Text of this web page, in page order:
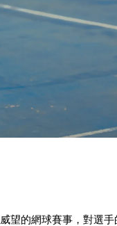
望的網球賽事，對選